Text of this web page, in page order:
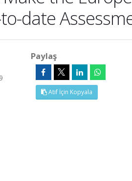
date
Paylaş
Atıf İçin Kopyala